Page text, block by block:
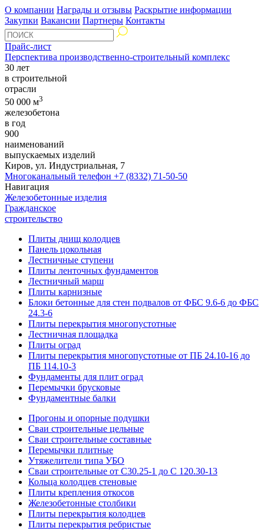
О компании Награды и отзывы Раскрытие информации
Закупки Вакансии Партнеры Контакты
Прайс-лист
Перспектива производственно-строительный комплекс
30 лет
в строительной
отрасли
50 000 м3
железобетона
в год
900
наименований
выпускаемых изделий
Киров, ул. Индустриальная, 7
Многоканальный телефон +7 (8332) 71-50-50
Навигация
Железобетонные изделия
Гражданское
строительство
Плиты днищ колодцев
Панель цокольная
Лестничные ступени
Плиты ленточных фундаментов
Лестничный марш
Плиты карнизные
Блоки бетонные для стен подвалов от ФБС 9.6-6 до ФБС
24.3-6
Плиты перекрытия многопустотные
Лестничная площадка
Плиты оград
Плиты перекрытия многопустотные от ПБ 24.10-16 до
ПБ 114.10-3
Фундаменты для плит оград
Перемычки брусковые
Фундаментные балки
Прогоны и опорные подушки
Сваи строительные цельные
Сваи строительные составные
Перемычки плитные
Утяжелители типа УБО
Сваи строительные от С30.25-1 до С 120.30-13
Кольца колодцев стеновые
Плиты крепления откосов
Железобетонные столбики
Плиты перекрытия колодцев
Плиты перекрытия ребристые